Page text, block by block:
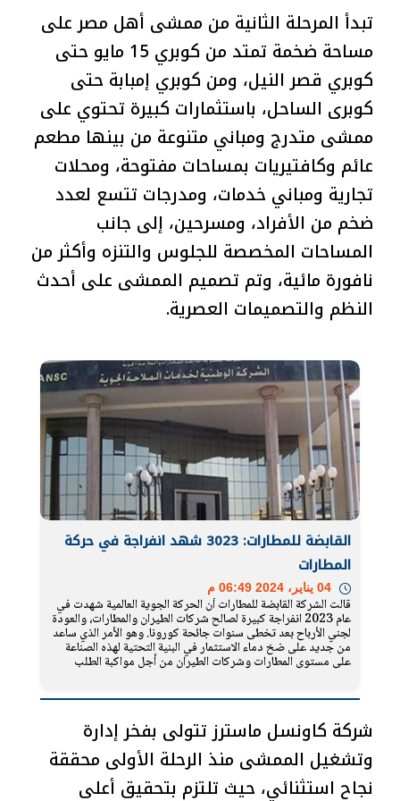
تبدأ المرحلة الثانية من ممشى أهل مصر على
مساحة ضخمة تمتد من كوبري 15 مايو حتى
كوبري قصر النيل، ومن كوبري إمبابة حتى
كوبرى الساحل، باستثمارات كبيرة تحتوي على
ممشى متدرج ومباني متنوعة من بينها مطعم
عائم وكافتيريات بمساحات مفتوحة، ومحلات
تجارية ومباني خدمات، ومدرجات تتسع لعدد
ضخم من الأفراد، ومسرحين، إلى جانب
المساحات المخصصة للجلوس والتنزه وأكثر من
نافورة مائية، وتم تصميم الممشى على أحدث
النظم والتصميمات العصرية.
القابضة للمطارات: 3023 شهد انفراجة في حركة
المطارات
قالت الشركة القابضة للمطارات أن الحركة الجوية العالمية شهدت في
عام 2023 انفراجة كبيرة لصالح شركات الطيران والمطارات، والعودة
‏لجني الأرباح بعد تخطى سنوات جائحة كورونا. وهو الأمر الذي ساعد
من جديد على ضخ دماء الاستثمار ‏في البنية التحتية لهذه الصناعة
على مستوى المطارات وشركات الطيران من أجل مواكبة الطلب
شركة كاونسل ماسترز تتولى بفخر إدارة
وتشغيل الممشى منذ الرحلة الأولى محققة
نجاح استثنائي، حيث تلتزم بتحقيق أعلى